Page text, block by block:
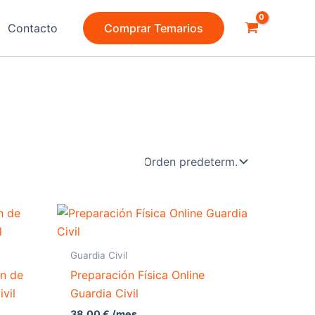
Contacto Comprar Temarios
de
Guardia Civil
Preparación Física Online
Guardia Civil